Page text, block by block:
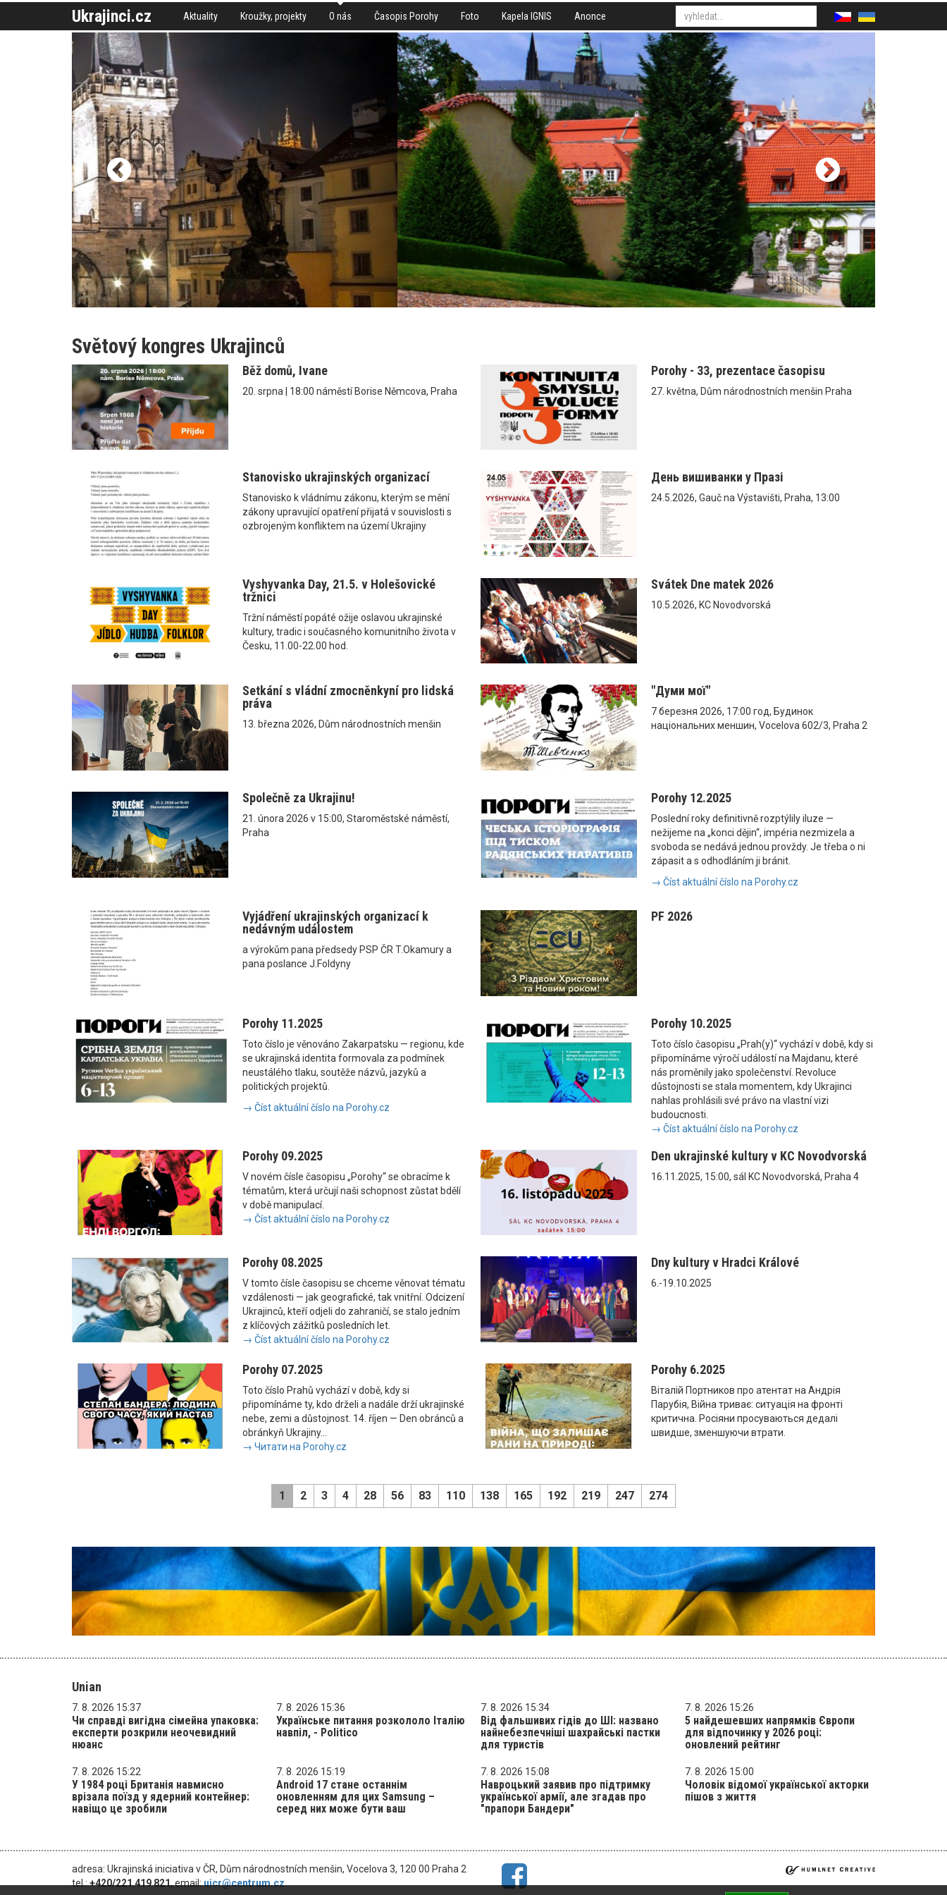
Ukrajinci.cz Aktuality Kroužky, projekty O nás Časopis Porohy Foto Kapela IGNIS Anonce
Světový kongres Ukrajinců
Běž domů, Ivane
20. srpna | 18:00 náměstí Borise Němcova, Praha
Porohy - 33, prezentace časopisu
27. května, Dům národnostních menšin Praha
Stanovisko ukrajinských organizací
Stanovisko k vládnímu zákonu, kterým se mění
zákony upravující opatření přijatá v souvislosti s
ozbrojeným konfliktem na území Ukrajiny
День вишиванки у Празі
24.5.2026, Gauč na Výstavišti, Praha, 13:00
Vyshyvanka Day, 21.5. v Holešovické
tržnici
Tržní náměstí popáté ožije oslavou ukrajinské
kultury, tradic i současného komunitního života v
Česku, 11.00-22.00 hod.
Svátek Dne matek 2026
10.5.2026, KC Novodvorská
Setkání s vládní zmocněnkyní pro lidská
práva
13. března 2026, Dům národnostních menšin
"Думи мої"
7 березня 2026, 17:00 год, Будинок
національних меншин, Vocelova 602/3, Praha 2
Společně za Ukrajinu!
21. února 2026 v 15:00, Staroměstské náměstí,
Praha
Porohy 12.2025
Poslední roky definitivně rozptýlily iluze —
nežijeme na „konci dějin“, impéria nezmizela a
svoboda se nedává jednou provždy. Je třeba o ni
zápasit a s odhodláním ji bránit.
→ Číst aktuální číslo na Porohy.cz
Vyjádření ukrajinských organizací k
nedávným událostem
a výrokům pana předsedy PSP ČR T.Okamury a
pana poslance J.Foldyny
PF 2026
Porohy 11.2025
Toto číslo je věnováno Zakarpatsku — regionu, kde
se ukrajinská identita formovala za podmínek
neustálého tlaku, soutěže názvů, jazyků a
politických projektů.
→ Číst aktuální číslo na Porohy.cz
Porohy 10.2025
Toto číslo časopisu „Prah(y)“ vychází v době, kdy si
připomínáme výročí událostí na Majdanu, které
nás proměnily jako společenství. Revoluce
důstojnosti se stala momentem, kdy Ukrajinci
nahlas prohlásili své právo na vlastní vizi
budoucnosti.
→ Číst aktuální číslo na Porohy.cz
Porohy 09.2025
V novém čísle časopisu „Porohy“ se obracíme k
tématům, která určují naši schopnost zůstat bdělí
v době manipulací.
→ Číst aktuální číslo na Porohy.cz
Den ukrajinské kultury v KC Novodvorská
16.11.2025, 15:00, sál KC Novodvorská, Praha 4
Porohy 08.2025
V tomto čísle časopisu se chceme věnovat tématu
vzdálenosti — jak geografické, tak vnitřní. Odcizení
Ukrajinců, kteří odjeli do zahraničí, se stalo jedním
z klíčových zážitků posledních let.
→ Číst aktuální číslo na Porohy.cz
Dny kultury v Hradci Králové
6.-19.10.2025
Porohy 07.2025
Toto číslo Prahů vychází v době, kdy si
připomínáme ty, kdo drželi a nadále drží ukrajinské
nebe, zemi a důstojnost. 14. říjen — Den obránců a
obránkyň Ukrajiny...
→ Читати на Porohy.cz
Porohy 6.2025
Віталій Портников про атентат на Андрія
Парубія, Війна триває: ситуація на фронті
критична. Росіяни просуваються дедалі
швидше, зменшуючи втрати.
1 2 3 4 28 56 83 110 138 165 192 219 247 274
Unian
7. 8. 2026 15:37
Чи справді вигідна сімейна упаковка:
експерти розкрили неочевидний
нюанс
7. 8. 2026 15:36
Українське питання розкололо Італію
навпіл, - Politico
7. 8. 2026 15:34
Від фальшивих гідів до ШІ: названо
найнебезпечніші шахрайські пастки
для туристів
7. 8. 2026 15:26
5 найдешевших напрямків Європи
для відпочинку у 2026 році:
оновлений рейтинг
7. 8. 2026 15:22
У 1984 році Британія навмисно
врізала поїзд у ядерний контейнер:
навіщо це зробили
7. 8. 2026 15:19
Android 17 стане останнім
оновленням для цих Samsung –
серед них може бути ваш
7. 8. 2026 15:08
Навроцький заявив про підтримку
української армії, але згадав про
"прапори Бандери"
7. 8. 2026 15:00
Чоловік відомої української акторки
пішов з життя
adresa: Ukrajinská iniciativa v ČR, Dům národnostních menšin, Vocelova 3, 120 00 Praha 2
tel.:+420/221 419 821, email:uicr@centrum.cz